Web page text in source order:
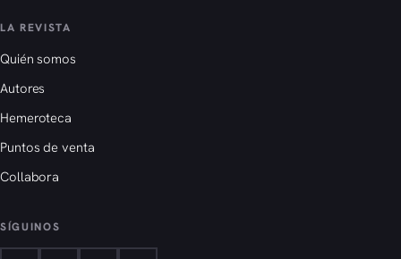
LA REVISTA
Quién somos
Autores
Hemeroteca
Puntos de venta
Collabora
SÍGUINOS